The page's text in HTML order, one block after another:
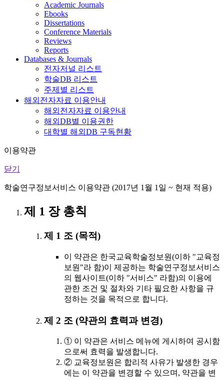
Academic Journals
Ebooks
Dissertations
Conference Materials
Reviews
Reports
Databases & Journals
전자저널 리스트
학술DB 리스트
주제별 리스트
해외전자자료 이용안내
해외전자자료 이용안내
해외DB별 이용권한
대학별 해외DB 구독현황
이용약관
닫기
학술연구정보서비스 이용약관 (2017년 1월 1일 ~ 현재 적용)
제 1 장 총칙
제 1 조 (목적)
이 약관은 한국교육학술정보원(이하 "교육정
보원"라 함)이 제공하는 학술연구정보서비스
의 웹사이트(이하 "서비스" 라함)의 이용에
관한 조건 및 절차와 기타 필요한 사항을 규
정하는 것을 목적으로 합니다.
제 2 조 (약관의 효력과 변경)
① 이 약관은 서비스 메뉴에 게시하여 공시함
으로써 효력을 발생합니다.
② 교육정보원은 합리적 사유가 발생한 경우
에는 이 약관을 변경할 수 있으며, 약관을 변